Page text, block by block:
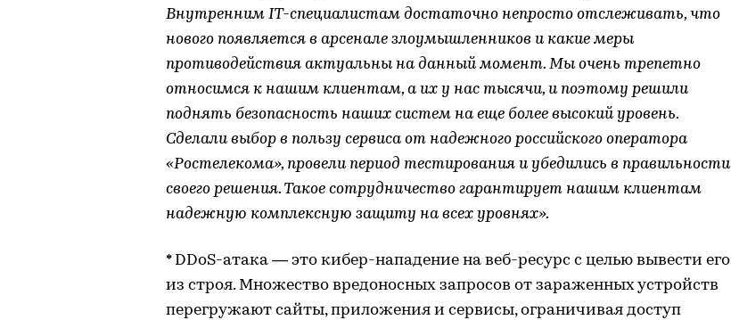
Внутренним IT-специалистам достаточно непросто отслеживать, что
нового появляется в арсенале злоумышленников и какие меры
противодействия актуальны на данный момент. Мы очень трепетно
относимся к нашим клиентам, а их у нас тысячи, и поэтому решили
поднять безопасность наших систем на еще более высокий уровень.
Сделали выбор в пользу сервиса от надежного российского оператора
«Ростелекома», провели период тестирования и убедились в правильности
своего решения. Такое сотрудничество гарантирует нашим клиентам
надежную комплексную защиту на всех уровнях».
* DDoS-атака — это кибер-нападение на веб-ресурс с целью вывести его
из строя. Множество вредоносных запросов от зараженных устройств
перегружают сайты, приложения и сервисы, ограничивая доступ